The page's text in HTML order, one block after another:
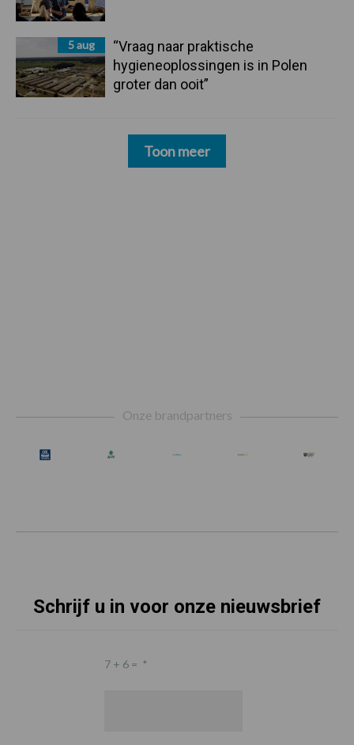
5 aug
“Vraag naar praktische
hygieneoplossingen is in Polen
groter dan ooit”
Toon meer
Onze brandpartners
Schrijf u in voor onze nieuwsbrief
7 + 6 = *